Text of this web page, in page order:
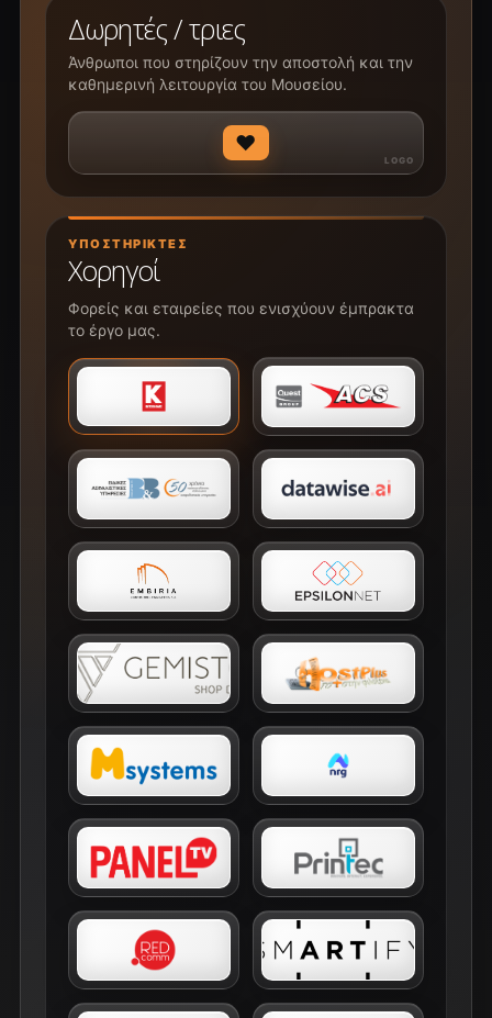
Δωρητές / τριες
Άνθρωποι που στηρίζουν την αποστολή και την
καθημερινή λειτουργία του Μουσείου.
♥
ΥΠΟΣΤΗΡΙΚΤΈΣ
Χορηγοί
Φορείς και εταιρείες που ενισχύουν έμπρακτα
το έργο μας.